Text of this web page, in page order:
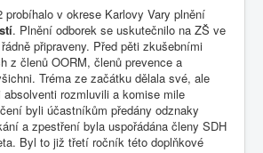
probíhalo v okrese Karlovy Vary plnění
. Plnění odborek se uskutečnilo na ZŠ ve
připraveny. Před pěti zkušebními
z členů OORM, členů prevence a
Tréma ze začátku dělala své, ale
rozmluvili a komise mile
byli účastníkům předány odznaky
a zpestření byla uspořádána členy SDH
Byl to již třetí ročník této doplňkové